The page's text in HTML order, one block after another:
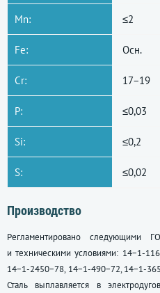
Mn: ≤2
Fe: Осн.
Cr: 17−19
P: ≤0,03
Si: ≤0,2
S: ≤0,02
Производство
Регламентировано следующими
и техническими условиями: 14−1-
14−1-2450−78, 14−1-490−72, 14−1-
Сталь выплавляется в